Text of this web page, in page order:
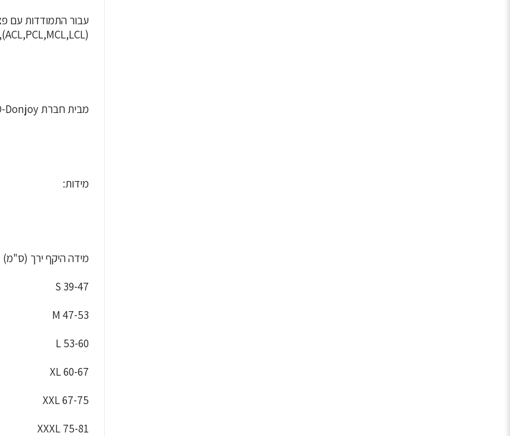
עבור התמודדות עם
(ACL,PCL,MCL,LCL), חוסר יציבות כרונית.
מבית חברת DJO-Donjoy.
מידות:
מידה היקף ירך (ס"מ)
S 39-47
M 47-53
L 53-60
XL 60-67
XXL 67-75
XXXL 75-81